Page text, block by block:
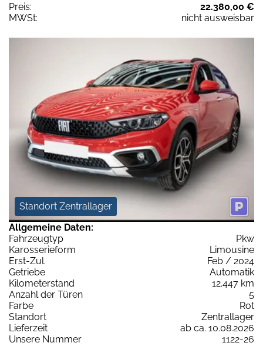
Preis:
22.380,00 €
MWSt:
nicht ausweisbar
Standort Zentrallager
Allgemeine Daten:
Fahrzeugtyp
Pkw
Karosserieform
Limousine
Erst-Zul.
Feb / 2024
Getriebe
Automatik
Kilometerstand
12.447 km
Anzahl der Türen
5
Farbe
Rot
Standort
Zentrallager
Lieferzeit
ab ca. 10.08.2026
Unsere Nummer
1122-26